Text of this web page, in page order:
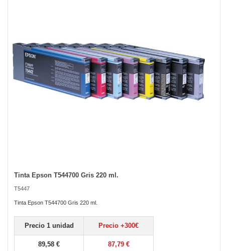
Tinta Epson T544700 Gris 220 ml.
T5447
Tinta Epson T544700 Gris 220 ml.
Precio 1 unidad Precio +300€
89,58 € 87,79 €
Skip
the
beginning
the
images
gallery